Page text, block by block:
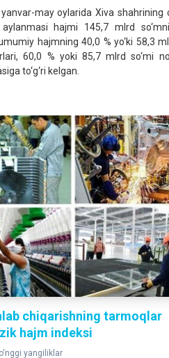
may oylarida Xiva shahrining
hajmi 145,7 mlrd
hajmning 40,0 % yo‘ki 58,3
60,0 % yoki 85,7 mlrd so‘mi
to‘g‘ri kelgan.
chiqarishning tarmoqlar
hajm indeksi
yangiliklar